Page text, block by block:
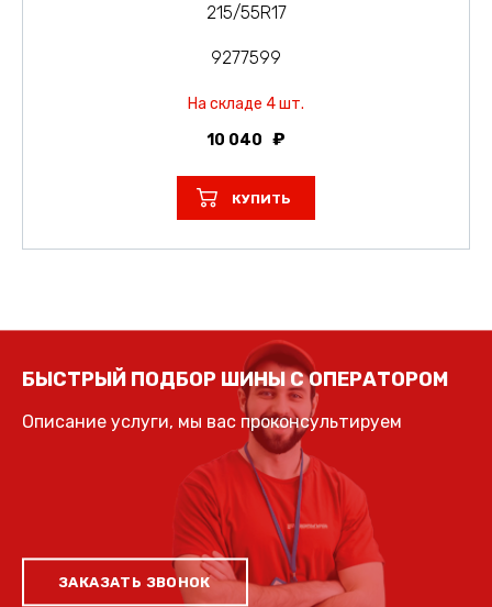
215/55R17
9277599
На складе 4 шт.
10 040
КУПИТЬ
БЫСТРЫЙ ПОДБОР ШИНЫ С ОПЕРАТОРОМ
Описание услуги, мы вас проконсультируем
ЗАКАЗАТЬ ЗВОНОК